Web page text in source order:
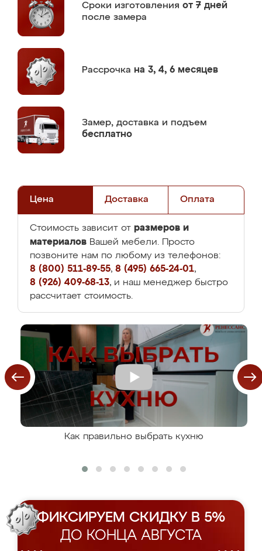
Сроки изготовления от 7 дней
после замера
Рассрочка на 3, 4, 6 месяцев
Замер, доставка и подъем
бесплатно
Цена Доставка Оплата
Стоимость зависит от размеров и
материалов Вашей мебели. Просто
позвоните нам по любому из телефонов:
8 (800) 511-89-55, 8 (495) 665-24-01,
8 (926) 409-68-13, и наш менеджер быстро
рассчитает стоимость.
Как правильно выбрать кухню
ФИКСИРУЕМ СКИДКУ В 5%
ДО КОНЦА АВГУСТА